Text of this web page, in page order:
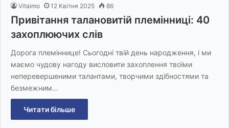
Vitaimo 12 Квітня 2025 86
Привітання талановитій племінниці: 40
захоплюючих слів
Дорога племіннице! Сьогодні твій день народження, і ми
маємо чудову нагоду висловити захоплення твоїми
неперевершеними талантами, творчими здібностями та
безмежним…
Читати більше